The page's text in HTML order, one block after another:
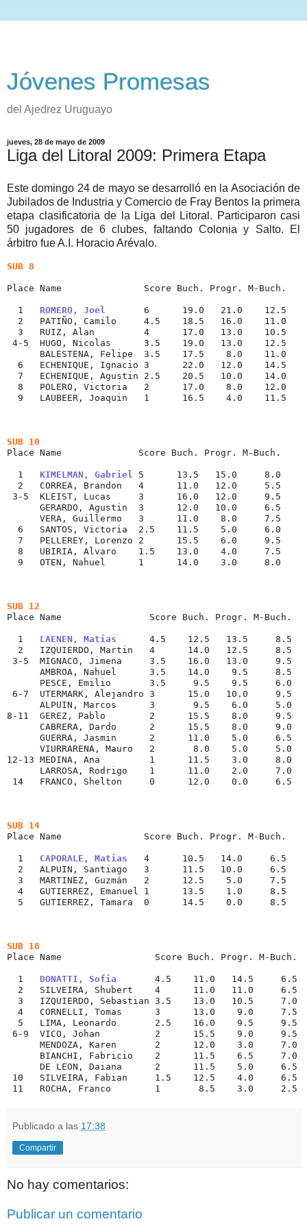
Jóvenes Promesas
del Ajedrez Uruguayo
jueves, 28 de mayo de 2009
Liga del Litoral 2009: Primera Etapa
Este domingo 24 de mayo se desarrolló en la Asociación de
Jubilados de Industria y Comercio de Fray Bentos la primera
etapa clasificatoria de la Liga del Litoral. Participaron casi
50 jugadores de 6 clubes, faltando Colonia y Salto. El
árbitro fue A.I. Horacio Arévalo.
SUB 8
Place Name               Score Buch. Progr. M-Buch.
  1
ROMERO, Joel
       6      19.0   21.0    12.5
  2   PATIÑO, Camilo     4.5    18.5   16.0    11.0
  3   RUIZ, Alan         4      17.0   13.0    10.5
4-5  HUGO, Nicolas      3.5    19.0   13.0    12.5
      BALESTENA, Felipe  3.5    17.5    8.0    11.0
  6   ECHENIQUE, Ignacio 3      22.0   12.0    14.5
  7   ECHENIQUE, Agustin 2.5    20.5   10.0    14.0
  8   POLERO, Victoria   2      17.0    8.0    12.0
  9   LAUBEER, Joaquin   1      16.5    4.0    11.5
SUB 10
Place Name              Score Buch. Progr. M-Buch.
  1
KIMELMAN, Gabriel
5      13.5   15.0     8.0
  2   CORREA, Brandon   4      11.0   12.0     5.5
3-5  KLEIST, Lucas     3      16.0   12.0     9.5
      GERARDO, Agustin  3      12.0   10.0     6.5
      VERA, Guillermo   3      11.0    8.0     7.5
  6   SANTOS, Victoria  2.5    11.5    5.0     6.0
  7   PELLEREY, Lorenzo 2      15.5    6.0     9.5
  8   UBIRIA, Alvaro    1.5    13.0    4.0     7.5
  9   OTEN, Nahuel      1      14.0    3.0     8.0
SUB 12
Place Name                Score Buch. Progr. M-Buch.
  1
LAENEN, Matias
      4.5    12.5   13.5     8.5
  2   IZQUIERDO, Martin   4      14.0   12.5     8.5
3-5  MIGNACO, Jimena     3.5    16.0   13.0     9.5
      AMBROA, Nahuel      3.5    14.0    9.5     8.5
      PESCE, Emilio       3.5     9.5    9.5     6.0
6-7  UTERMARK, Alejandro 3      15.0   10.0     9.5
      ALPUIN, Marcos      3       9.5    6.0     5.0
8-11  GEREZ, Pablo        2      15.5    8.0     9.5
      CABRERA, Dardo      2      15.5    8.0     9.0
      GUERRA, Jasmin      2      11.0    5.0     6.5
      VIURRARENA, Mauro   2       8.0    5.0     5.0
12-13 MEDINA, Ana         1      11.5    3.0     8.0
      LARROSA, Rodrigo    1      11.0    2.0     7.0
14   FRANCO, Shelton     0      12.0    0.0     6.5
SUB 14
Place Name               Score Buch. Progr. M-Buch.
  1
CAPORALE, Matias
   4      10.5   14.0     6.5
  2   ALPUIN, Santiago   3      11.5   10.0     6.5
  3   MARTINEZ, Guzmán   2      12.5    5.0     7.5
  4   GUTIERREZ, Emanuel 1      13.5    1.0     8.5
  5   GUTIERREZ, Tamara  0      14.5    0.0     8.5
SUB 18
Place Name                 Score Buch. Progr. M-Buch.
  1
DONATTI, Sofia
       4.5    11.0   14.5     6.5
  2   SILVEIRA, Shubert    4      11.0   11.0     6.5
  3   IZQUIERDO, Sebastian 3.5    13.0   10.5     7.0
  4   CORNELLI, Tomas      3      13.0    9.0     7.5
  5   LIMA, Leonardo       2.5    16.0    9.5     9.5
6-9  VICO, Johan          2      15.5    9.0     9.5
      MENDOZA, Karen       2      12.0    3.0     7.0
      BIANCHI, Fabricio    2      11.5    6.5     7.0
      DE LEON, Daiana      2      11.5    5.0     6.5
10   SILVEIRA, Fabian     1.5    12.5    4.0     6.5
11   ROCHA, Franco        1       8.5    3.0     2.5
Publicado a las 17:38
Compartir
No hay comentarios:
Publicar un comentario